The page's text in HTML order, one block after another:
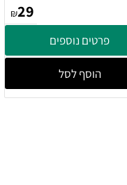
₪29
פרטים נוספים
הוסף לסל